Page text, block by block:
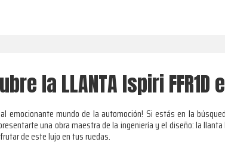
la LLANTA Ispiri
al emocionante mundo de la automoción! Si estás en la
una obra maestra de la ingeniería y el diseño: la llanta
de este lujo en tus ruedas.